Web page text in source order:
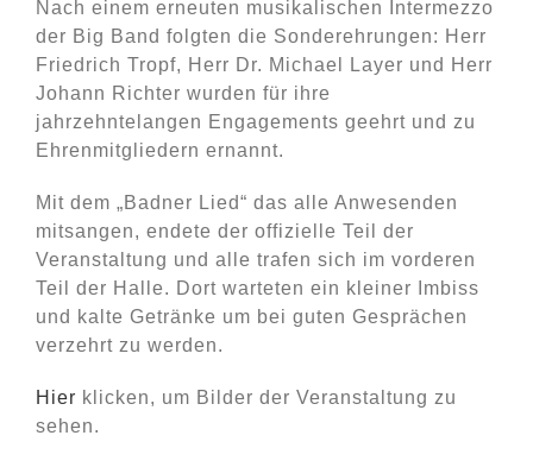
Nach einem erneuten musikalischen Intermezzo
der Big Band folgten die Sonderehrungen: Herr
Friedrich Tropf, Herr Dr. Michael Layer und Herr
Johann Richter wurden für ihre
jahrzehntelangen Engagements geehrt und zu
Ehrenmitgliedern ernannt.
Mit dem „Badner Lied“ das alle Anwesenden
mitsangen, endete der offizielle Teil der
Veranstaltung und alle trafen sich im vorderen
Teil der Halle. Dort warteten ein kleiner Imbiss
und kalte Getränke um bei guten Gesprächen
verzehrt zu werden.
Hier klicken, um Bilder der Veranstaltung zu
sehen.